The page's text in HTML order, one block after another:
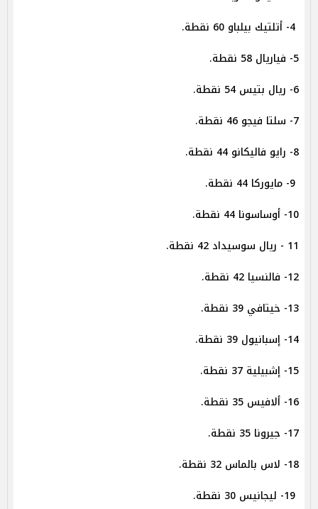
5- فياريال 58 نقطة.
6- ريال بتيس 54 نقطة.
7- سلتا فيجو 46 نقطة.
8- رايو فاليكانو 44 نقطة.
10- أوساسونا 44 نقطة.
11 - ريال سوسيداد 42 نقطة.
12- فالنسيا 42 نقطة.
13- خيتافي 39 نقطة.
14- إسبانيول 39 نقطة.
15- إشبيلية 37 نقطة.
16- ألافيس 35 نقطة.
17- جيرونا 35 نقطة.
18- لاس بالماس 32 نقطة.